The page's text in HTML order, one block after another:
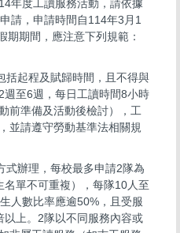
年度工讀服務活動，請依據
請，申請時間自114年3月1
期期間，應注意下列規範：
括起程及賦歸時間，且不得與
週至6週，每日工讀時間8小時
前準備及活動後檢討），工
並請遵守勞動基準法相關規
式辦理，每校最多申請2隊為
名單不可重複），每隊10人至
人數比率應逾50%，且受服
以上。2隊以不同服務內容或